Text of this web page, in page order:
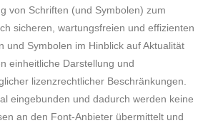
von Schriften (und Symbolen) zum
sicheren, wartungsfreien und effizienten
und Symbolen im Hinblick auf Aktualität
einheitliche Darstellung und
lizenzrechtlicher Beschränkungen.
eingebunden und dadurch werden keine
an den Font-Anbieter übermittelt und